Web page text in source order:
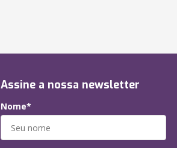
Assine a nossa newsletter
Nome*